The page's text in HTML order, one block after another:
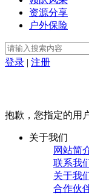
资源分享
户外保险
登录 | 注册
抱歉，您指定的用
关于我们
网站简
联系我
关于我
合作伙